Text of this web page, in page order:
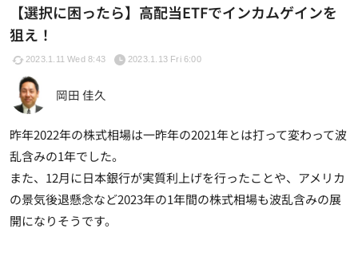
【選択に困ったら】高配当ETFでインカムゲインを
狙え！
2023.1.11 Wed 8:43 2023.1.13 Fri 6:00
岡田 佳久
昨年2022年の株式相場は一昨年の2021年とは打って変わって波
乱含みの1年でした。
また、12月に日本銀行が実質利上げを行ったことや、アメリカ
の景気後退懸念など2023年の1年間の株式相場も波乱含みの展
開になりそうです。